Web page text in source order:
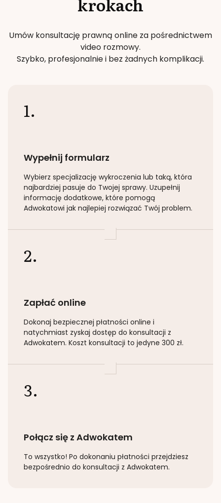
Umów konsultację prawną online za pośrednictwem
video rozmowy.
Szybko, profesjonalnie i bez żadnych komplikacji.
1.
Wypełnij formularz
Wybierz specjalizację wykroczenia lub taką, która
najbardziej pasuje do Twojej sprawy. Uzupełnij
informację dodatkowe, które pomogą
Adwokatowi jak najlepiej rozwiązać Twój problem.
2.
Zapłać online
Dokonaj bezpiecznej płatności online i
natychmiast zyskaj dostęp do konsultacji z
Adwokatem. Koszt konsultacji to jedyne 300 zł.
3.
Połącz się z Adwokatem
To wszystko! Po dokonaniu płatności przejdziesz
bezpośrednio do konsultacji z Adwokatem.